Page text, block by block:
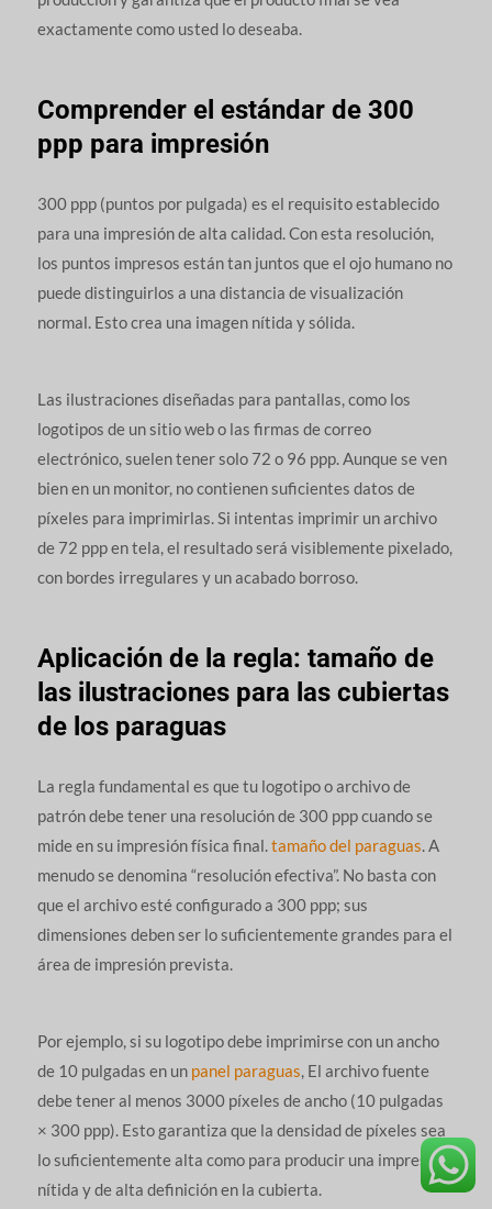
exactamente como usted lo deseaba.
Comprender el estándar de 300
ppp para impresión
300 ppp (puntos por pulgada) es el requisito establecido
para una impresión de alta calidad. Con esta resolución,
los puntos impresos están tan juntos que el ojo humano no
puede distinguirlos a una distancia de visualización
normal. Esto crea una imagen nítida y sólida.
Las ilustraciones diseñadas para pantallas, como los
logotipos de un sitio web o las firmas de correo
electrónico, suelen tener solo 72 o 96 ppp. Aunque se ven
bien en un monitor, no contienen suficientes datos de
píxeles para imprimirlas. Si intentas imprimir un archivo
de 72 ppp en tela, el resultado será visiblemente pixelado,
con bordes irregulares y un acabado borroso.
Aplicación de la regla: tamaño de
las ilustraciones para las cubiertas
de los paraguas
La regla fundamental es que tu logotipo o archivo de
patrón debe tener una resolución de 300 ppp cuando se
mide en su impresión física final.tamaño del paraguas. A
menudo se denomina “resolución efectiva”. No basta con
que el archivo esté configurado a 300 ppp; sus
dimensiones deben ser lo suficientemente grandes para el
área de impresión prevista.
Por ejemplo, si su logotipo debe imprimirse con un ancho
de 10 pulgadas en un panel paraguas, El archivo fuente
debe tener al menos 3000 píxeles de ancho (10 pulgadas
× 300 ppp). Esto garantiza que la densidad de píxeles sea
lo suficientemente alta como para producir una impresión
nítida y de alta definición en la cubierta.